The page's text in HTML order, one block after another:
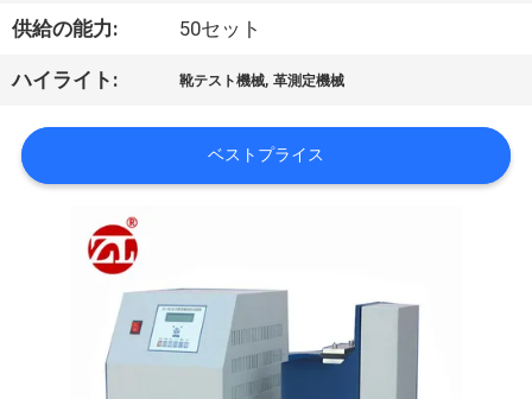
い
て
工
供給の能力: 50セット
ハイライト: 靴テスト機械,革測定機械
ベストプライス